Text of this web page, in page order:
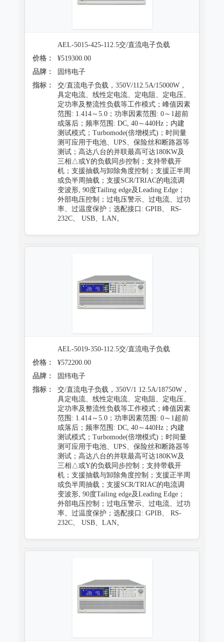
AEL-5015-425-112.5交/直流电子负载
价格：
¥519300.00
品牌：
固纬电子
指标：
交/直流电子负载，350V/112.5A/15000W，
具定电流、线性定电流、定电阻、定电压、
定功率及整流性负载等工作模式；峰值因素
范围: 1.414～5.0；功率因素范围: 0～1超前
或落后；频率范围: DC, 40～440Hz；内建
测试模式；Turbomode(倍增模式)；时间量
测可应用于电池、UPS、保险丝和断路器等
测试；高达八台的并联最高可达180KW及
三相△或Y的负载同步控制；支持带载开
机；支援抽载与卸除角度控制；支援正半周
或负半周抽载；支援SCR/TRIAC的电流调
变波形, 90度Tailing edge及Leading Edge；
外部电压控制；过电压警示、过电流、过功
率、过温度保护；选配接口: GPIB、 RS-
232C、 USB、LAN。
AEL-5019-350-112.5交/直流电子负载
价格：
¥572200.00
品牌：
固纬电子
指标：
交/直流电子负载，350V/1 12.5A/18750W，
具定电流、线性定电流、定电阻、定电压、
定功率及整流性负载等工作模式；峰值因素
范围: 1.414～5.0；功率因素范围: 0～1超前
或落后；频率范围: DC, 40～440Hz；内建
测试模式；Turbomode(倍增模式)；时间量
测可应用于电池、UPS、保险丝和断路器等
测试；高达八台的并联最高可达180KW及
三相△或Y的负载同步控制；支持带载开
机；支援抽载与卸除角度控制；支援正半周
或负半周抽载；支援SCR/TRIAC的电流调
变波形, 90度Tailing edge及Leading Edge；
外部电压控制；过电压警示、过电流、过功
率、过温度保护；选配接口: GPIB、 RS-
232C、 USB、LAN。